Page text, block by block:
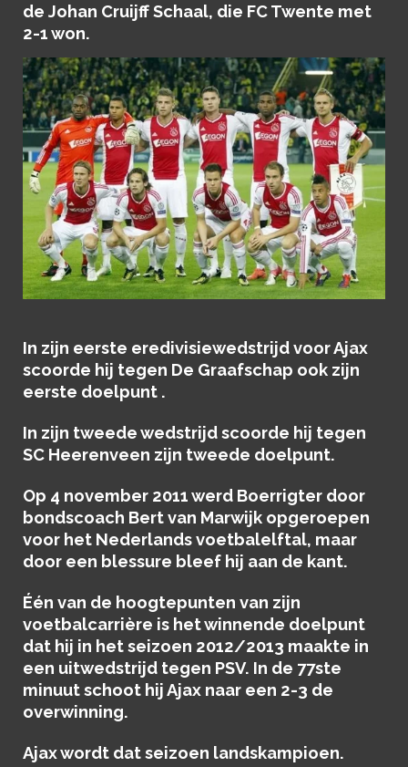
de Johan Cruijff Schaal, die FC Twente met
2-1 won.
In zijn eerste eredivisiewedstrijd voor Ajax
scoorde hij tegen De Graafschap ook zijn
eerste doelpunt .
In zijn tweede wedstrijd scoorde hij tegen
SC Heerenveen zijn tweede doelpunt.
Op 4 november 2011 werd Boerrigter door
bondscoach Bert van Marwijk opgeroepen
voor het Nederlands voetbalelftal, maar
door een blessure bleef hij aan de kant.
Één van de hoogtepunten van zijn
voetbalcarrière is het winnende doelpunt
dat hij in het seizoen 2012/2013 maakte in
een uitwedstrijd tegen PSV. In de 77ste
minuut schoot hij Ajax naar een 2-3 de
overwinning.
Ajax wordt dat seizoen landskampioen.